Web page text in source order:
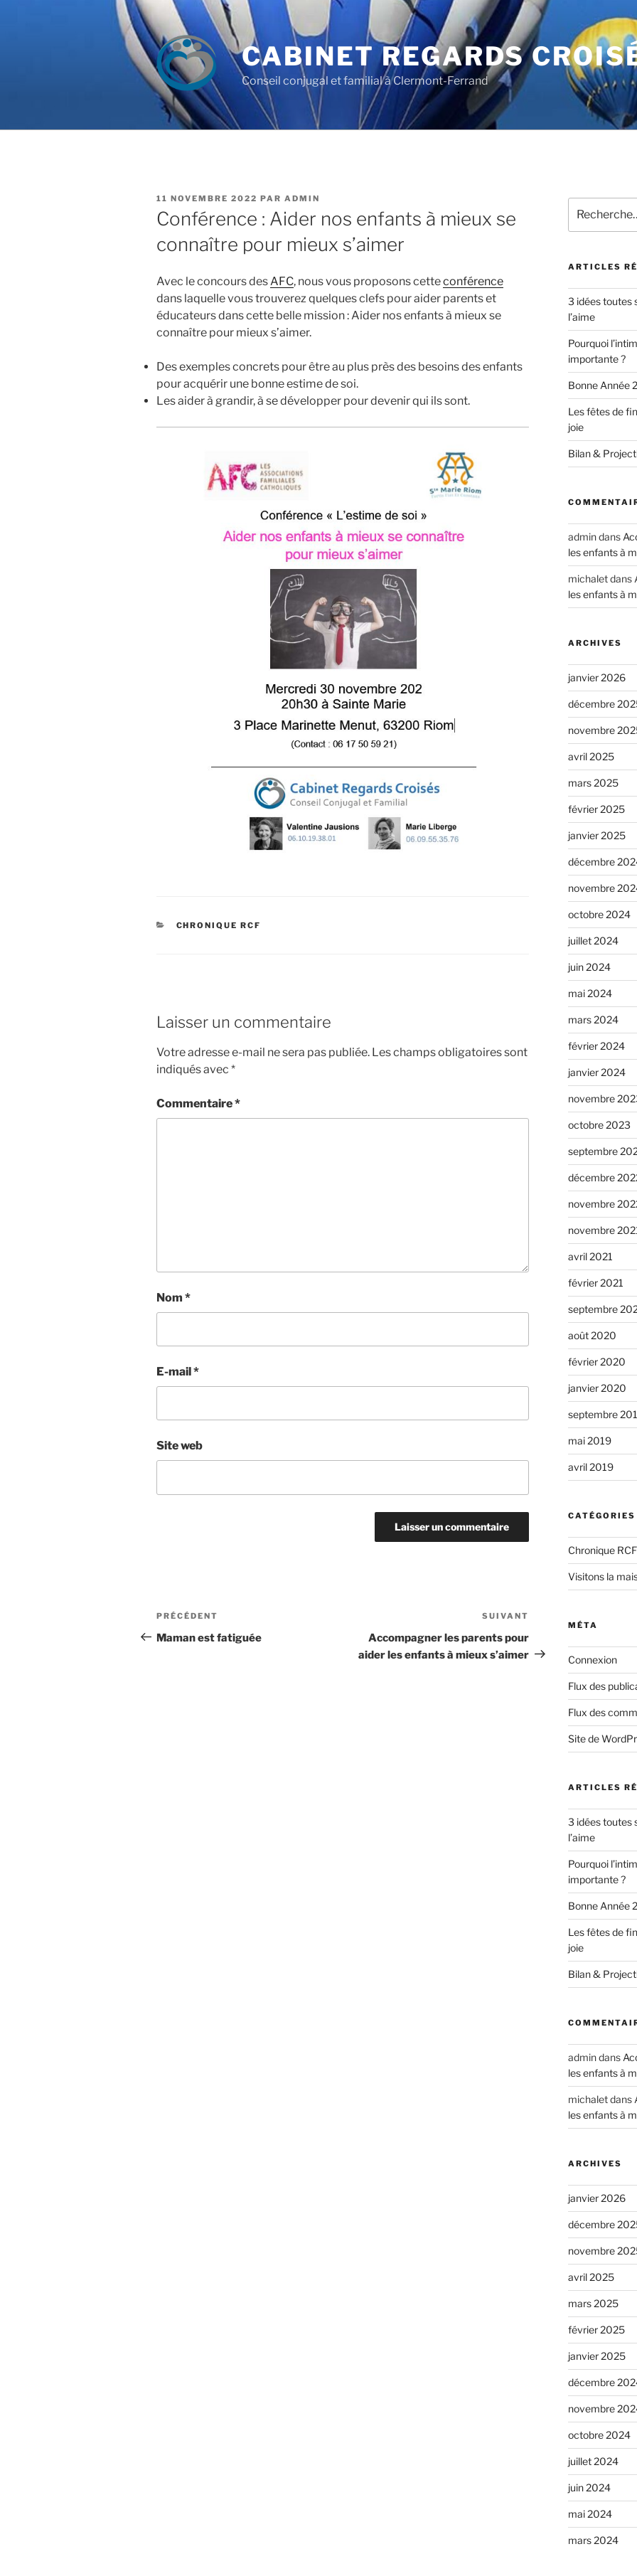
CABINET REGARDS
Conseil conjugal et familial à Clermont-Ferrand
11 NOVEMBRE 2022 PAR ADMIN
Conférence : Aider nos enfants à mieux se
connaître pour mieux s’aimer
Avec le concours desAFC, nous vous proposons cetteconférence
dans laquelle vous trouverez quelques clefs pour aider parents et
éducateurs dans cette belle mission : Aider nos enfants à mieux se
connaître pour mieux s’aimer.
Des exemples concrets pour être au plus près des besoins des enfants
pour acquérir une bonne estime de soi.
Les aider à grandir, à se développer pour devenir qui ils sont.
CHRONIQUE RCF
Laisser un commentaire
Votre adresse e-mail ne sera pas publiée. Les champs obligatoires sont
indiqués avec *
Commentaire*
Nom *
E-mail*
Site web
PRÉCÉDENT
Maman est fatiguée
SUIVANT
Accompagner les parents pour
aider les enfants à mieux s’aimer
ARTICLES
3 idées toutes
l’aime
Pourquoi
importante ?
Bonne Année
Les fêtes de
joie
Bilan &
admindans
les enfants à
michaletdans
les enfants à
ARCHIVES
janvier 2026
décembre
novembre
avril 2025
mars 2025
février 2025
janvier 2025
décembre
novembre
octobre 2024
juillet 2024
juin 2024
mai 2024
mars 2024
février 2024
janvier 2024
novembre
octobre 2023
septembre
décembre
novembre
novembre
avril 2021
février 2021
septembre
août 2020
février 2020
janvier 2020
septembre
mai 2019
avril 2019
CATÉGORIES
Chronique RCF
Visitons la
MÉTA
Connexion
Flux des
Flux des
Site de
ARTICLES
3 idées toutes
l’aime
Pourquoi
importante ?
Bonne Année
Les fêtes de
joie
Bilan &
admindans
les enfants à
michaletdans
les enfants à
ARCHIVES
janvier 2026
décembre
novembre
avril 2025
mars 2025
février 2025
janvier 2025
décembre
novembre
octobre 2024
juillet 2024
juin 2024
mai 2024
mars 2024